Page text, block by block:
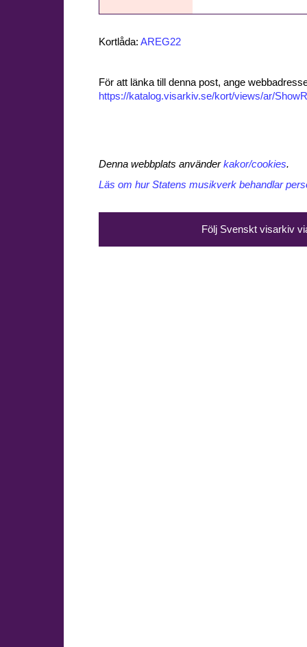
Kortlåda: AREG22
För att länka till denna post, ange
https://katalog.visarkiv.se/kort/views/ar/
Denna webbplats använderkakor/cookies.
Läs om hur Statens musikverk behandlar
Följ Svenskt visarkiv